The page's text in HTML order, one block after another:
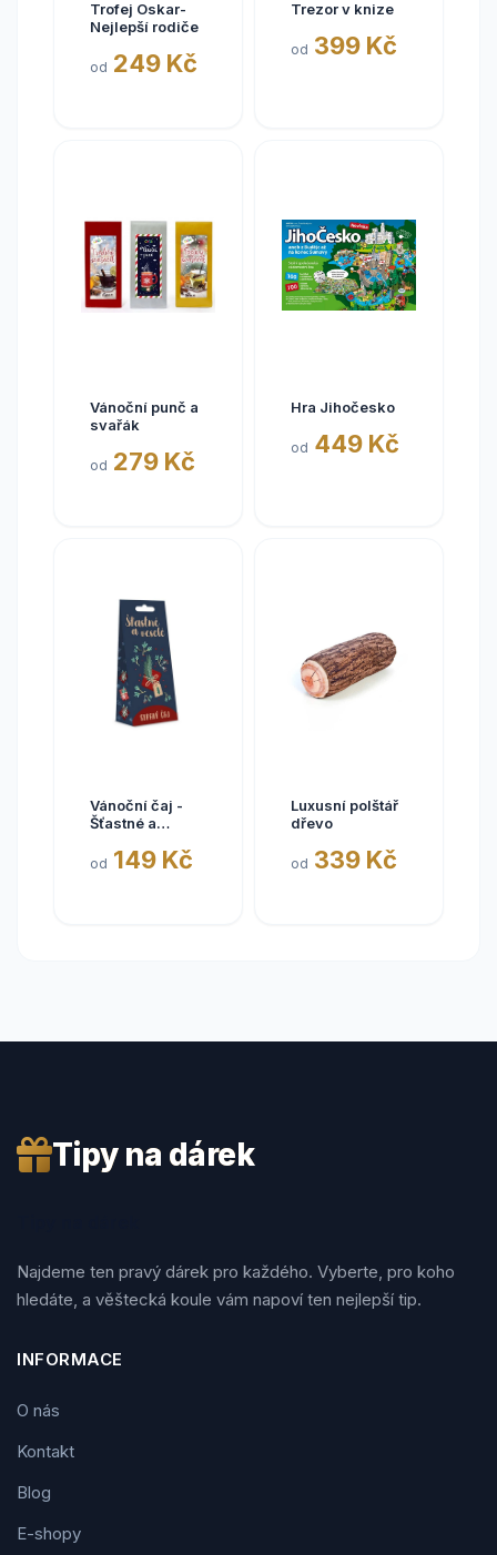
Trofej Oskar-
Nejlepší rodiče
od 249 Kč
Trezor v knize
od 399 Kč
Vánoční punč a
svařák
od 279 Kč
Hra Jihočesko
od 449 Kč
Vánoční čaj -
Šťastné a
od 149 Kč
Luxusní polštář
dřevo
od 339 Kč
Tipy na dárek
Najdeme ten pravý dárek pro každého. Vyberte, pro koho
hledáte, a věštecká koule vám napoví ten nejlepší tip.
INFORMACE
O nás
Kontakt
Blog
E-shopy